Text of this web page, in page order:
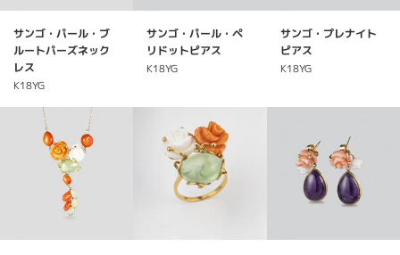
サンゴ・パール・ブ
ルートパーズネック
レス
K18YG
サンゴ・パール・ペ
リドットピアス
K18YG
サンゴ・プレナイト
ピアス
K18YG